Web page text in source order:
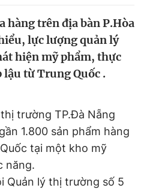
Tin 360
Magazine
Bạn cần biết
Liên hệ quảng cáo
hàng trên địa bàn P.Hòa
lực lượng quản lý
hiện mỹ phẩm, thực
lậu từ Trung Quốc .
trường TP.Đà Nẵng
1.800 sản phẩm hàng
tại một kho mỹ
năng.
Quản lý thị trường số 5